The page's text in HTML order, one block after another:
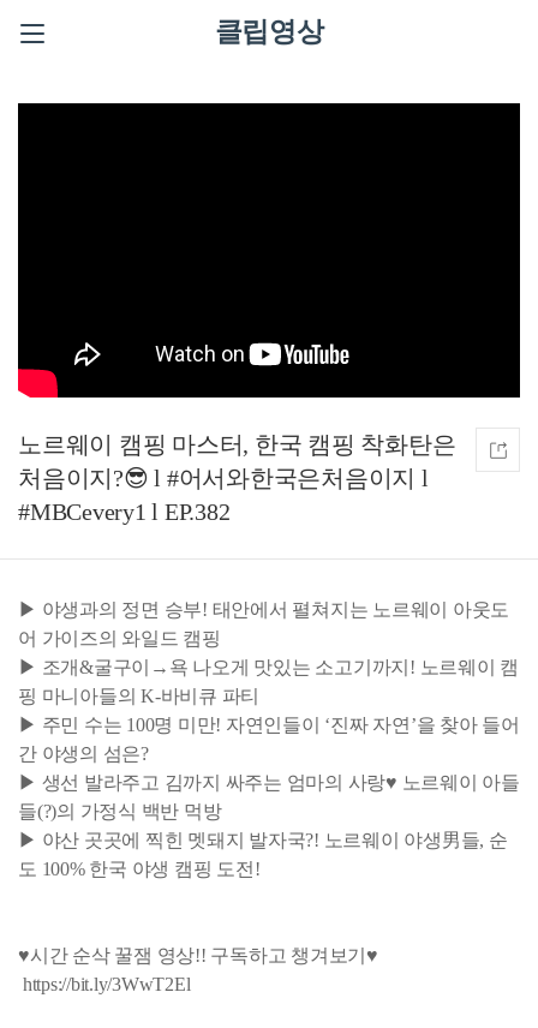
클립영상
노르웨이 캠핑 마스터, 한국 캠핑 착화탄은
처음이지?😎 l #어서와한국은처음이지 l
#MBCevery1 l EP.382
▶ 야생과의 정면 승부! 태안에서 펼쳐지는 노르웨이 아웃도
어 가이즈의 와일드 캠핑
▶ 조개&굴구이→욕 나오게 맛있는 소고기까지! 노르웨이 캠
핑 마니아들의 K-바비큐 파티
▶ 주민 수는 100명 미만! 자연인들이 ‘진짜 자연’을 찾아 들어
간 야생의 섬은?
▶ 생선 발라주고 김까지 싸주는 엄마의 사랑♥ 노르웨이 아들
들(?)의 가정식 백반 먹방
▶ 야산 곳곳에 찍힌 멧돼지 발자국?! 노르웨이 야생男들, 순
도 100% 한국 야생 캠핑 도전!
♥시간 순삭 꿀잼 영상!! 구독하고 챙겨보기♥
https://bit.ly/3WwT2El